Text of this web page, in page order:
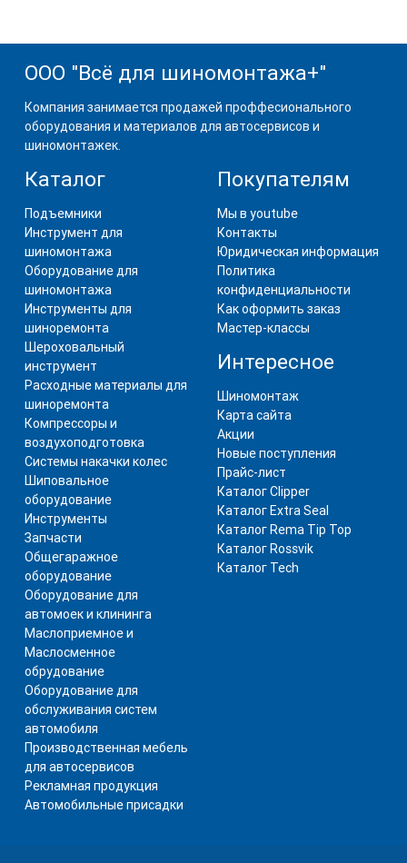
ООО "Всё для шиномонтажа+"
Компания занимается продажей проффесионального
оборудования и материалов для автосервисов и
шиномонтажек.
Каталог
Подъемники
Инструмент для
шиномонтажа
Оборудование для
шиномонтажа
Инструменты для
шиноремонта
Шероховальный
инструмент
Расходные материалы для
шиноремонта
Компрессоры и
воздухоподготовка
Системы накачки колес
Шиповальное
оборудование
Инструменты
Запчасти
Общегаражное
оборудование
Оборудование для
автомоек и клининга
Маслоприемное и
Маслосменное
обрудование
Оборудование для
обслуживания систем
автомобиля
Производственная мебель
для автосервисов
Рекламная продукция
Автомобильные присадки
Покупателям
Мы в youtube
Контакты
Юридическая информация
Политика
конфиденциальности
Как оформить заказ
Мастер-классы
Интересное
Шиномонтаж
Карта сайта
Акции
Новые поступления
Прайс-лист
Каталог Clipper
Каталог Extra Seal
Каталог Rema Tip Top
Каталог Rossvik
Каталог Tech